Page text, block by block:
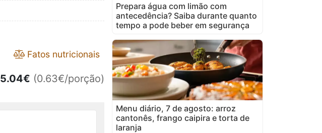
Fatos nutricionais
5.04€ (0.63€/porção)
Prepara água com limão com
antecedência? Saiba durante quanto
tempo a pode beber em segurança
Menu diário, 7 de agosto: arroz
cantonês, frango caipira e torta de
laranja